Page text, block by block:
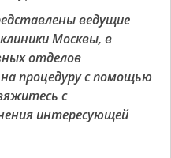
ведущие
Москвы, в
отделов
процедуру с помощью
с
интересующей